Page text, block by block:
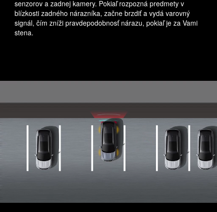
senzorov a zadnej kamery. Pokiaľ rozpozná predmety v
blízkosti zadného nárazníka, začne brzdiť a vydá varovný
signál, čím zníži pravdepodobnosť nárazu, pokiaľ je za Vami
stena.